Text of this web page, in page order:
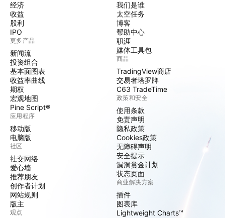
经济
收益
股利
IPO
更多产品
新闻流
投资组合
基本面图表
收益率曲线
期权
宏观地图
Pine Script®
应用程序
移动版
电脑版
社区
社交网络
爱心墙
推荐朋友
创作者计划
网站规则
版主
观点
我们是谁
太空任务
博客
帮助中心
职涯
媒体工具包
商品
TradingView商店
交易者塔罗牌
C63 TradeTime
政策和安全
使用条款
免责声明
隐私政策
Cookies政策
无障碍声明
安全提示
漏洞赏金计划
状态页面
商业解决方案
插件
图表库
Lightweight Charts™